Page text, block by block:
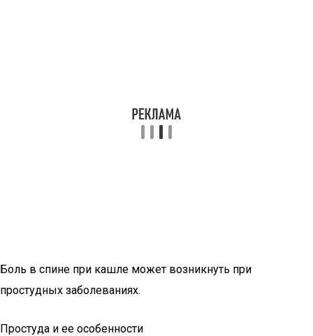
Боль в спине при кашле может возникнуть при
простудных заболеваниях.
Простуда и ее особенности